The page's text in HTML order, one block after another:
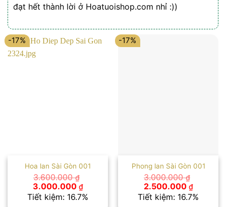
đạt hết thành lời ở Hoatuoishop.com nhỉ :))
-17%
Hoa lan Sài Gòn 001
3.600.000₫
Giá
gốc
là:
3.000.000 ₫Giá
hiện
tại
Tiết kiệm: 16.7%
-17%
Phong lan Sài Gòn 001
3.000.000₫
Giá
gốc
là:
2.500.000 ₫Giá
hiện
tại
Tiết kiệm: 16.7%